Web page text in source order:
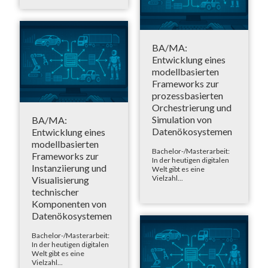
BA/MA:
Entwicklung eines
modellbasierten
Frameworks zur
prozessbasierten
Orchestrierung und
Simulation von
Datenökosystemen
Bachelor-/Masterarbeit:
In der heutigen digitalen
Welt gibt es eine
Vielzahl...
BA/MA:
Entwicklung eines
modellbasierten
Frameworks zur
Instanziierung und
Visualisierung
technischer
Komponenten von
Datenökosystemen
Bachelor-/Masterarbeit:
In der heutigen digitalen
Welt gibt es eine
Vielzahl...